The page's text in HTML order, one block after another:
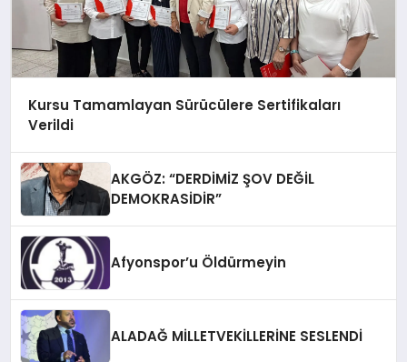
Kursu Tamamlayan Sürücülere Sertifikaları
Verildi
AKGÖZ: “DERDİMİZ ŞOV DEĞİL
DEMOKRASİDİR”
Afyonspor’u Öldürmeyin
ALADAĞ MİLLETVEKİLLERİNE SESLENDİ